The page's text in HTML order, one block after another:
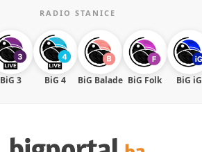
RADIO STANICE
BiG 3 BiG 4 BiG Balade BiG Folk BiG iG